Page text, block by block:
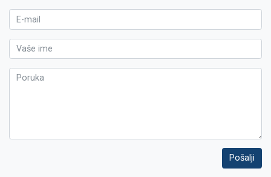
Pošalji